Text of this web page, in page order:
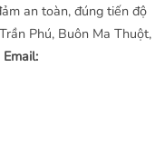
an toàn, đúng tiến độ
Phú, Buôn Ma Thuột,
Email: